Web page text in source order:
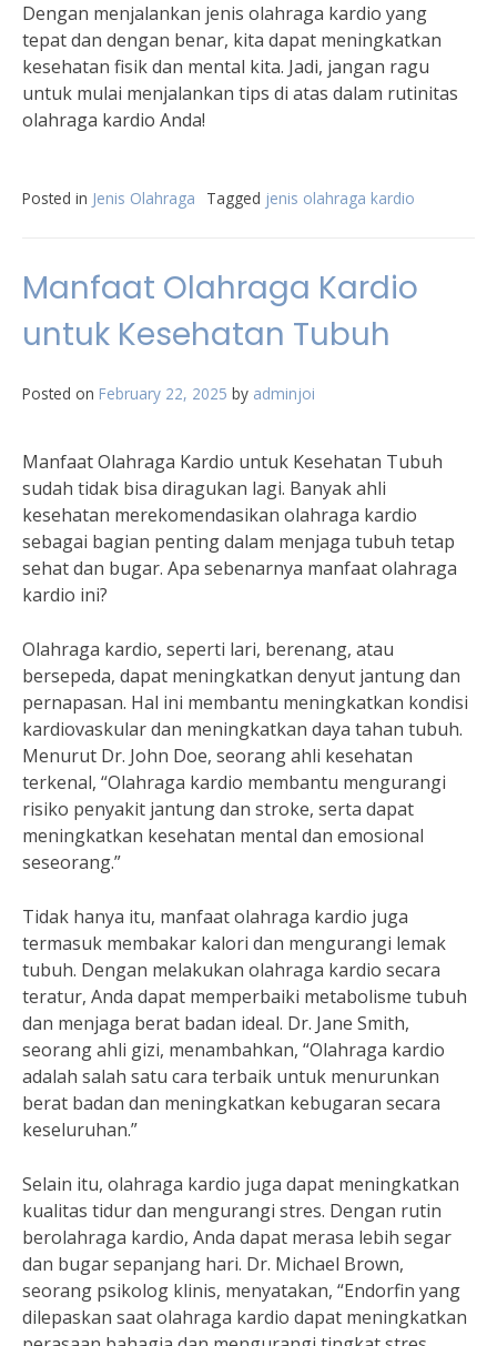
Dengan menjalankan jenis olahraga kardio yang
tepat dan dengan benar, kita dapat meningkatkan
kesehatan fisik dan mental kita. Jadi, jangan ragu
untuk mulai menjalankan tips di atas dalam rutinitas
olahraga kardio Anda!
Posted in Jenis Olahraga Tagged jenis olahraga kardio
Manfaat Olahraga Kardio
untuk Kesehatan Tubuh
Posted on February 22, 2025 by adminjoi
Manfaat Olahraga Kardio untuk Kesehatan Tubuh
sudah tidak bisa diragukan lagi. Banyak ahli
kesehatan merekomendasikan olahraga kardio
sebagai bagian penting dalam menjaga tubuh tetap
sehat dan bugar. Apa sebenarnya manfaat olahraga
kardio ini?
Olahraga kardio, seperti lari, berenang, atau
bersepeda, dapat meningkatkan denyut jantung dan
pernapasan. Hal ini membantu meningkatkan kondisi
kardiovaskular dan meningkatkan daya tahan tubuh.
Menurut Dr. John Doe, seorang ahli kesehatan
terkenal, “Olahraga kardio membantu mengurangi
risiko penyakit jantung dan stroke, serta dapat
meningkatkan kesehatan mental dan emosional
seseorang.”
Tidak hanya itu, manfaat olahraga kardio juga
termasuk membakar kalori dan mengurangi lemak
tubuh. Dengan melakukan olahraga kardio secara
teratur, Anda dapat memperbaiki metabolisme tubuh
dan menjaga berat badan ideal. Dr. Jane Smith,
seorang ahli gizi, menambahkan, “Olahraga kardio
adalah salah satu cara terbaik untuk menurunkan
berat badan dan meningkatkan kebugaran secara
keseluruhan.”
Selain itu, olahraga kardio juga dapat meningkatkan
kualitas tidur dan mengurangi stres. Dengan rutin
berolahraga kardio, Anda dapat merasa lebih segar
dan bugar sepanjang hari. Dr. Michael Brown,
seorang psikolog klinis, menyatakan, “Endorfin yang
dilepaskan saat olahraga kardio dapat meningkatkan